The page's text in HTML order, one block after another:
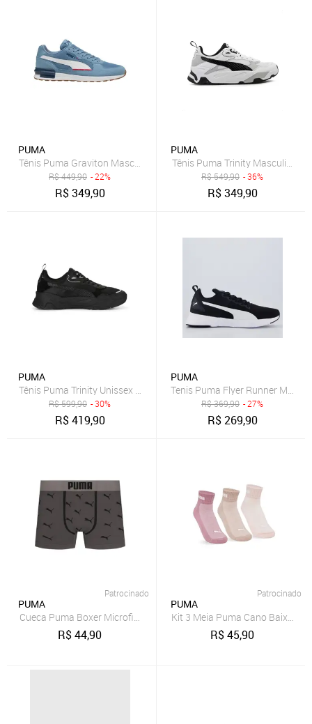
PUMA
Tênis Puma Graviton Masculino - Azul - Puma
R$449,90 - 22%
R$349,90
PUMA
Tênis Puma Trinity Masculino
R$549,90 - 36%
R$349,90
PUMA
Tênis Puma Trinity Unissex - Preto - Puma
R$599,90 - 30%
R$419,90
PUMA
Tenis Puma Flyer Runner Mesh
R$369,90 - 27%
R$269,90
Patrocinado
PUMA
Cueca Puma Boxer Microfibra Sem Costura Adulto Cós 40MM
R$44,90
Patrocinado
PUMA
Kit 3 Meia Puma Cano Baixo
R$45,90